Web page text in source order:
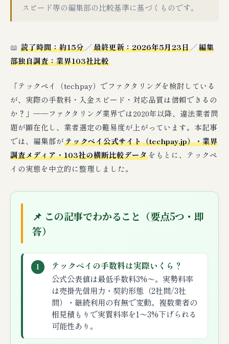
スピード等の編集部の比較基準に基づくものです。
📖 読了時間：約15分／最終更新：2026年5月23日／編集
部独自調査：業界103社比較
「テックペイ（techpay）でファクタリングを検討している
が、実際の手数料・入金スピード・対応品質は信頼できるの
か？」──ファクタリング業界では2020年以降、違法業者問
題が顕在化し、業者選定の難易度が上がっています。本記事
では、編集部がテックペイ公式サイト（techpay.jp）・業界
調査メディア・103社の横断比較データをもとに、テックペ
イの実態を中立的に整理しました。
📌 この記事でわかること（要点5つ・即
答）
1 テックペイの手数料は実際いくら？
公式公表値は最低手数料3%〜。実勢料率
は売掛先信用力・契約形態（2社間/3社
間）・継続利用の有無で変動。複数業者の
相見積もりで実質料率を1〜3%下げられる
可能性あり。